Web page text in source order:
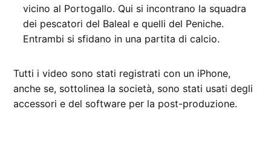
vicino al Portogallo. Qui si incontrano la squadra
dei pescatori del Baleal e quelli del Peniche.
Entrambi si sfidano in una partita di calcio.
Tutti i video sono stati registrati con un iPhone,
anche se, sottolinea la società, sono stati usati degli
accessori e del software per la post-produzione.